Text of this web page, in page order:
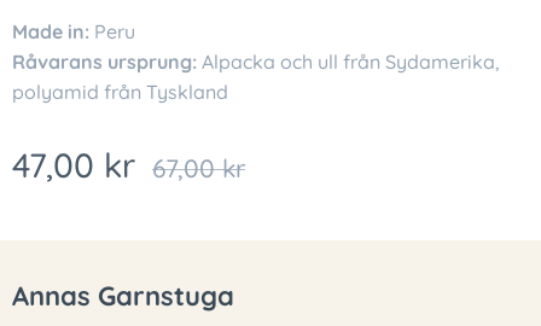
Made in: Peru
Råvarans ursprung: Alpacka och ull från Sydamerika,
polyamid från Tyskland
47,00 kr 67,00kr
Annas Garnstuga